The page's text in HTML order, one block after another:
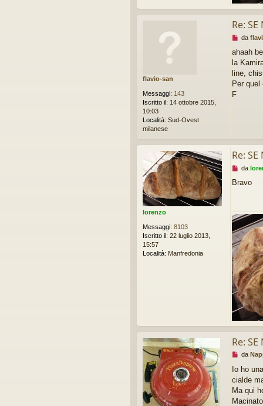
flavio-san
Messaggi: 143
Iscritto il: 14 ottobre 2015,
10:03
Località: Sud-Ovest
milanese
Re: SE
M
s
s
a
g
g
e
e
da
ahaah
la
line,
Per
F
lorenzo
Messaggi: 8103
Iscritto il: 22 luglio 2013,
15:57
Località: Manfredonia
Re: SE
M
s
g
i
o
d
a
l
e
g
g
e
r
da
Bravo
Re: SE
M
s
s
a
da
Io ho
cialde
Ma qui